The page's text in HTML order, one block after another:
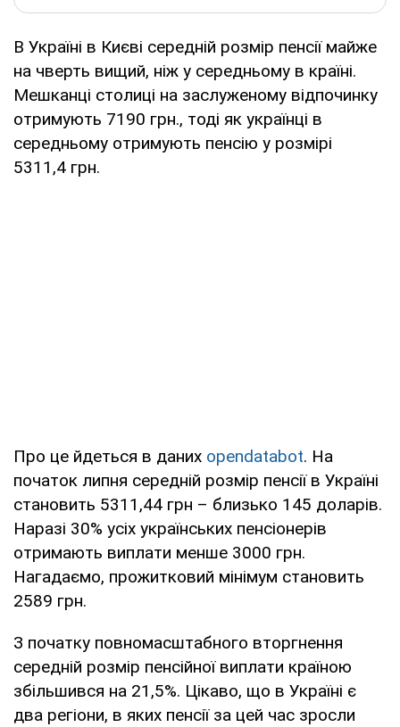
В Україні в Києві середній розмір пенсії майже
на чверть вищий, ніж у середньому в країні.
Мешканці столиці на заслуженому відпочинку
отримують 7190 грн., тоді як українці в
середньому отримують пенсію у розмірі
5311,4 грн.
Про це йдеться в даних opendatabot. На
початок липня середній розмір пенсії в Україні
становить 5311,44 грн – близько 145 доларів.
Наразі 30% усіх українських пенсіонерів
отримають виплати менше 3000 грн.
Нагадаємо, прожитковий мінімум становить
2589 грн.
З початку повномасштабного вторгнення
середній розмір пенсійної виплати країною
збільшився на 21,5%. Цікаво, що в Україні є
два регіони, в яких пенсії за цей час зросли